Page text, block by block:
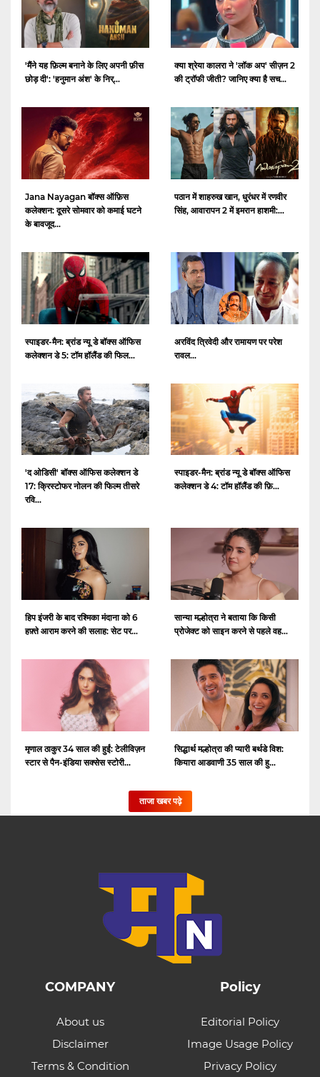
'मैंने यह फ़िल्म बनाने के लिए अपनी फ़ीस
छोड़ दी': 'हनुमान अंश' के निर्...
क्या श्रेया कालरा ने 'लॉक अप' सीज़न 2
की ट्रॉफी जीती? जानिए क्या है सच...
Jana Nayagan बॉक्स ऑफ़िस
कलेक्शन: दूसरे सोमवार को कमाई घटने
के बावजूद...
पठान में शाहरुख खान, धुरंधर में रणवीर
सिंह, आवारापन 2 में इमरान हाशमी:...
स्पाइडर-मैन: ब्रांड न्यू डे बॉक्स ऑफिस
कलेक्शन डे 5: टॉम हॉलैंड की फिल...
अरविंद त्रिवेदी और रामायण पर परेश
रावल...
'द ओडिसी' बॉक्स ऑफिस कलेक्शन डे
17: क्रिस्टोफर नोलन की फिल्म तीसरे
रवि...
स्पाइडर-मैन: ब्रांड न्यू डे बॉक्स ऑफिस
कलेक्शन डे 4: टॉम हॉलैंड की फ़ि...
हिप इंजरी के बाद रश्मिका मंदाना को 6
हफ़्ते आराम करने की सलाह: सेट पर...
सान्या मल्होत्रा ​​ने बताया कि किसी
प्रोजेक्ट को साइन करने से पहले वह...
मृणाल ठाकुर 34 साल की हुईं: टेलीविज़न
स्टार से पैन-इंडिया सक्सेस स्टोरी...
सिद्धार्थ मल्होत्रा ​​की प्यारी बर्थडे विश:
कियारा आडवाणी 35 साल की हु...
ताजा खबर पढ़े
COMPANY
About us
Disclaimer
Terms & Condition
Policy
Editorial Policy
Image Usage Policy
Privacy Policy